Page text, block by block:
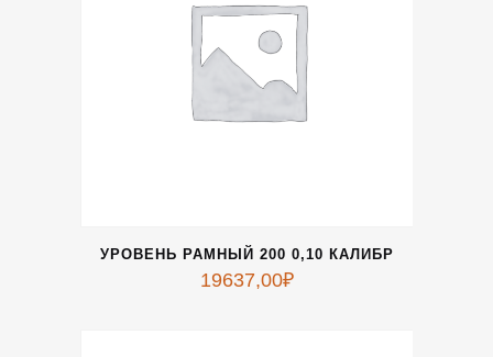
УРОВЕНЬ РАМНЫЙ 200 0,10 КАЛИБР
19637,00₽